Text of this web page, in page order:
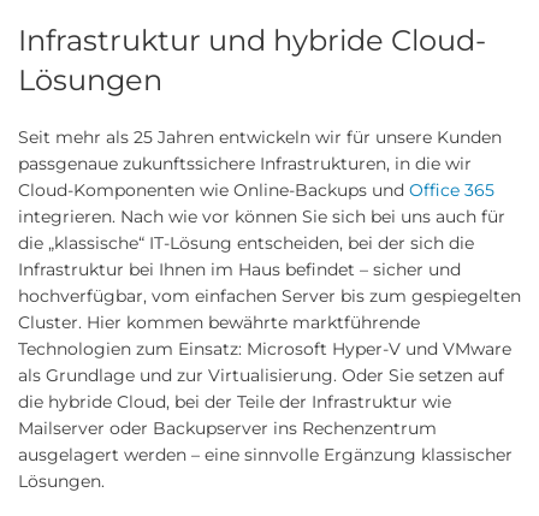
Infrastruktur und hybride Cloud-
Lösungen
Seit mehr als 25 Jahren entwickeln wir für unsere Kunden
passgenaue zukunftssichere Infrastrukturen, in die wir
Cloud-Komponenten wie Online-Backups und Office 365
integrieren. Nach wie vor können Sie sich bei uns auch für
die „klassische“ IT-Lösung entscheiden, bei der sich die
Infrastruktur bei Ihnen im Haus befindet – sicher und
hochverfügbar, vom einfachen Server bis zum gespiegelten
Cluster. Hier kommen bewährte marktführende
Technologien zum Einsatz: Microsoft Hyper-V und VMware
als Grundlage und zur Virtualisierung. Oder Sie setzen auf
die hybride Cloud, bei der Teile der Infrastruktur wie
Mailserver oder Backupserver ins Rechenzentrum
ausgelagert werden – eine sinnvolle Ergänzung klassischer
Lösungen.